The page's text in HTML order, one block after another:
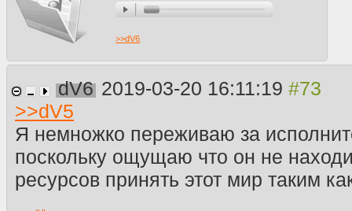
>>dV6
dV6 2019-03-20 16:11:19
>>dV5
Я немножко переживаю за
поскольку ощущаю что он не
ресурсов принять этот мир таким